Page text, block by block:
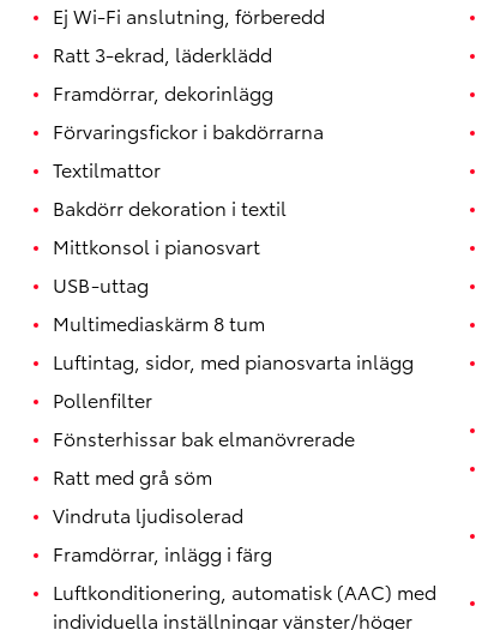
Ej Wi-Fi anslutning, förberedd
Ratt 3-ekrad, läderklädd
Framdörrar, dekorinlägg
Förvaringsfickor i bakdörrarna
Textilmattor
Bakdörr dekoration i textil
Mittkonsol i pianosvart
USB-uttag
Multimediaskärm 8 tum
Luftintag, sidor, med pianosvarta inlägg
Pollenfilter
Fönsterhissar bak elmanövrerade
Ratt med grå söm
Vindruta ljudisolerad
Framdörrar, inlägg i färg
Luftkonditionering, automatisk (AAC) med
individuella inställningar vänster/höger